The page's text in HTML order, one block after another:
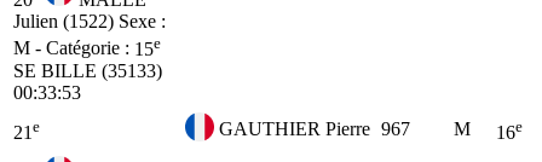
Julien (1522) Sexe :
M - Catégorie : 15e
SE BILLE (35133)
00:33:53
21 e GAUTHIER Pierre 967 M 16e